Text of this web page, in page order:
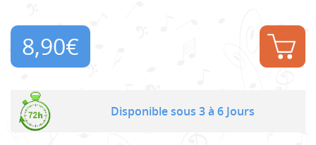
8,90€
Disponible sous 3 à 6 Jours